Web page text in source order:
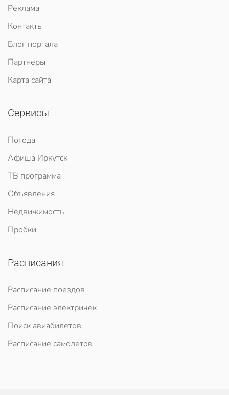
Реклама
Контакты
Блог портала
Партнеры
Карта сайта
Сервисы
Погода
Афиша Иркутск
ТВ программа
Объявления
Недвижимость
Пробки
Расписания
Расписание поездов
Расписание электричек
Поиск авиабилетов
Расписание самолетов